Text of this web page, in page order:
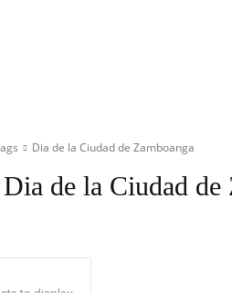
Dia de la Ciudad de Zamboanga
Dia de la Ciudad de